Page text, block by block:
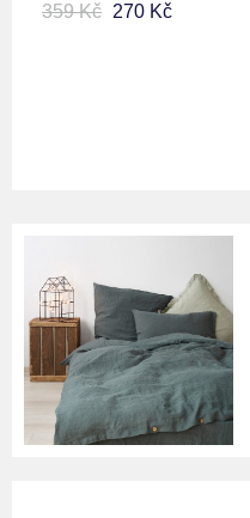
359 Kč 270 Kč